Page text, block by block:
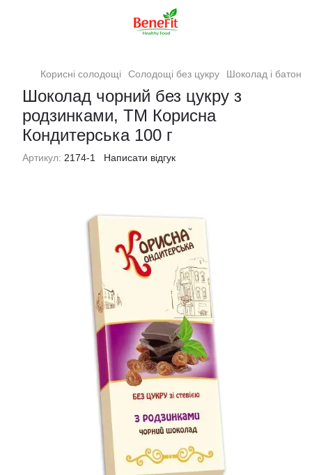
Корисні солодощі Солодощі без цукру Шоколад і
Шоколад чорний без цукру з
родзинками, ТМ Корисна
Кондитерська 100 г
Артикул: 2174-1 Написати відгук